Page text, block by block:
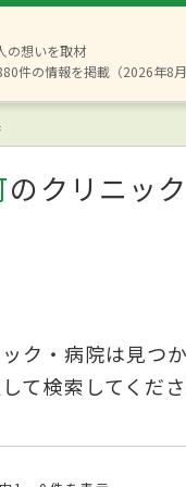
の想いを取材
件の情報を掲載（2026年8月
のクリニッ
ク・病院は見つ
て検索してくださ